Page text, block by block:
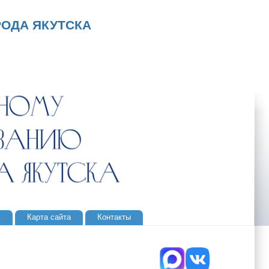
ЯКУТСКА
Карта сайта Контакты